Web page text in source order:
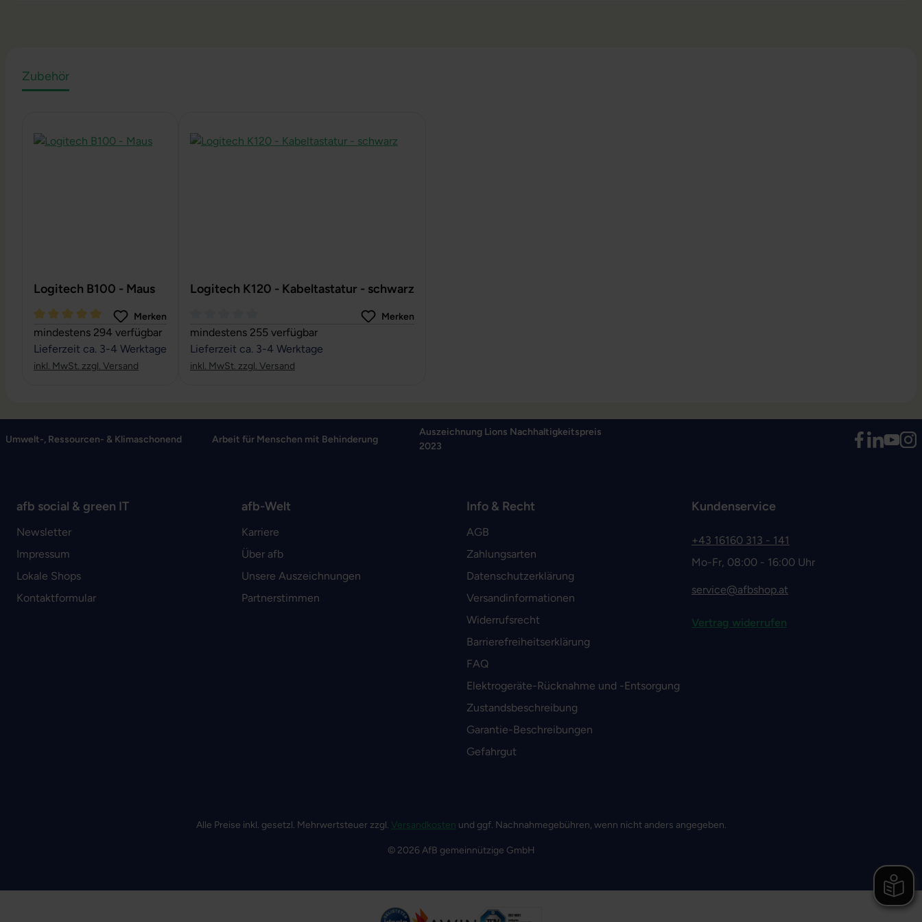
Zubehör
Logitech B100 - Maus
Durchschnittliche Bewertung von 5 von 5 Sternen
Merken
mindestens 294 verfügbar
Lieferzeit ca. 3-4 Werktage
inkl. MwSt. zzgl. Versand
Logitech K120 - Kabeltastatur - schwarz
Durchschnittliche Bewertung von 0 von 5 Sternen
Merken
mindestens 255 verfügbar
Lieferzeit ca. 3-4 Werktage
inkl. MwSt. zzgl. Versand
Umwelt-, Ressourcen- & Klimaschonend Arbeit für Menschen mit Behinderung
Auszeichnung Lions Nachhaltigkeitspreis
2023
afb social & green IT
Newsletter
Impressum
Lokale Shops
Kontaktformular
afb-Welt
Karriere
Über afb
Unsere Auszeichnungen
Partnerstimmen
Info & Recht
AGB
Zahlungsarten
Datenschutzerklärung
Versandinformationen
Widerrufsrecht
Barrierefreiheitserklärung
FAQ
Elektrogeräte-Rücknahme und -Entsorgung
Zustandsbeschreibung
Garantie-Beschreibungen
Gefahrgut
Kundenservice
+43 16160 313 - 141
Mo-Fr, 08:00 - 16:00 Uhr
service@afbshop.at
Vertrag widerrufen
Alle Preise inkl. gesetzl. Mehrwertsteuer zzgl. Versandkosten und ggf. Nachnahmegebühren, wenn nicht anders angegeben.
© 2026 AfB gemeinnützige GmbH